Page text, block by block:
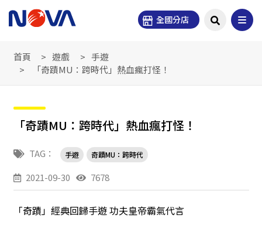
全國分店
首頁 遊戲
手遊
「奇蹟MU：跨時代」熱血瘋打怪！
「奇蹟MU：跨時代」熱血瘋打怪！
TAG： 手遊 奇蹟MU：跨時代
2021-09-30 7678
「奇蹟」經典回歸手遊 功夫皇帝霸氣代言